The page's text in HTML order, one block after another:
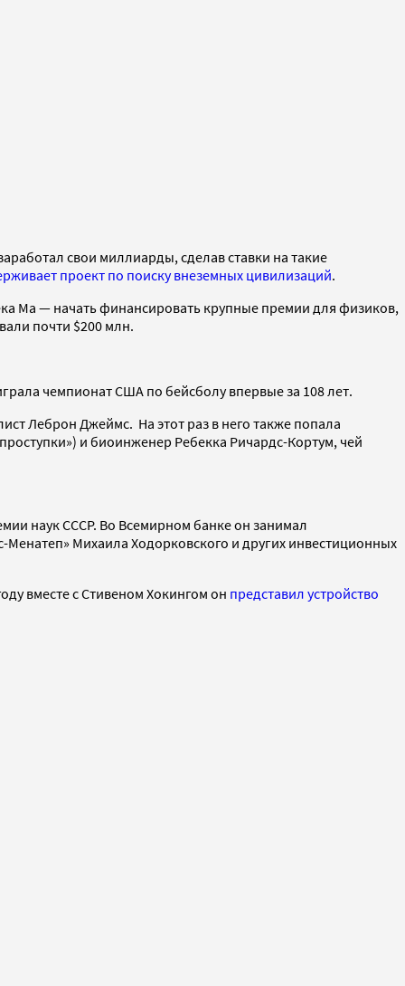
свои миллиарды, сделав ставки на такие
проект по поиску внеземных цивилизаций.
Ма — начать финансировать крупные премии для физиков,
почти $200 млн.
чемпионат США по бейсболу впервые за 108 лет.
Леброн Джеймс. На этот раз в него также попала
и биоинженер Ребекка Ричардс-Кортум, чей
наук СССР. Во Всемирном банке он занимал
Менатеп» Михаила Ходорковского и других инвестиционных
вместе с Стивеном Хокингом он представил устройство